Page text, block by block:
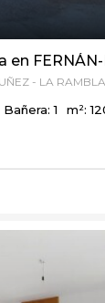
Bañera: 1
m²: